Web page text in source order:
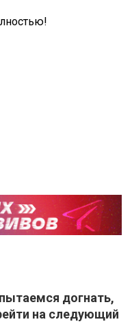
догнать,
на следующий